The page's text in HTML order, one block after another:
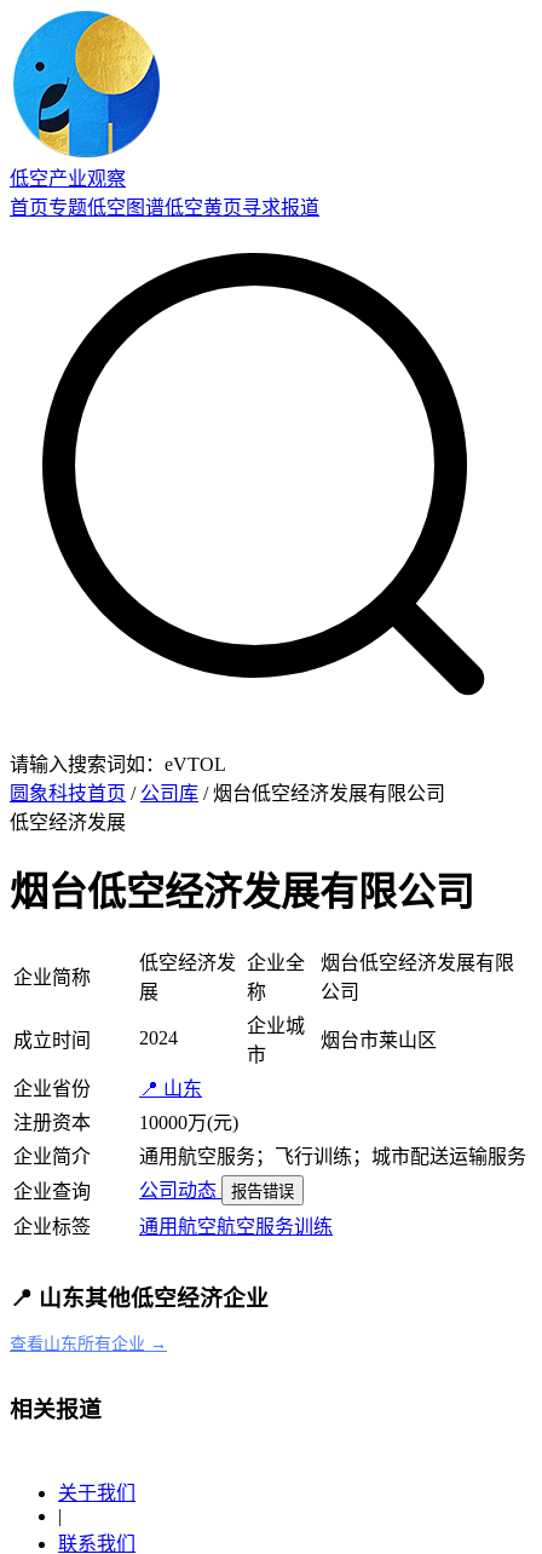
低空产业观察
首页专题低空图谱低空黄页寻求报道
请输入搜索词如：eVTOL
圆象科技首页 / 公司库 / 烟台低空经济发展有限公司
低空经济发展
烟台低空经济发展有限公司
企业简称
低空经济发
展
企业全
称
烟台低空经济发展有限
公司
成立时间 2024
企业城
市
烟台市莱山区
企业省份
📍 山东
注册资本
10000万(元)
企业简介
通用航空服务；飞行训练；城市配送运输服务
企业查询
公司动态 报告错误
企业标签 通用航空航空服务训练
📍 山东其他低空经济企业
查看山东所有企业 →
相关报道
关于我们
|
联系我们